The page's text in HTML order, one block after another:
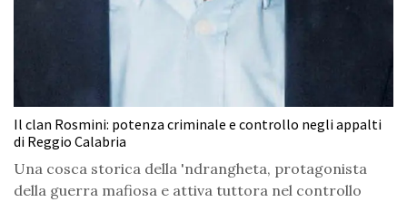
Il clan Rosmini: potenza criminale e controllo negli appalti
di Reggio Calabria
Una cosca storica della 'ndrangheta, protagonista
della guerra mafiosa e attiva tuttora nel controllo